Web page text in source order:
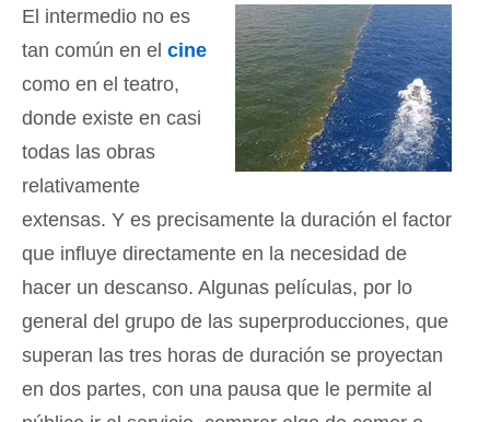
El intermedio no es
tan común en el cine
como en el teatro,
donde existe en casi
todas las obras
relativamente
extensas. Y es precisamente la duración el factor
que influye directamente en la necesidad de
hacer un descanso. Algunas películas, por lo
general del grupo de las superproducciones, que
superan las tres horas de duración se proyectan
en dos partes, con una pausa que le permite al